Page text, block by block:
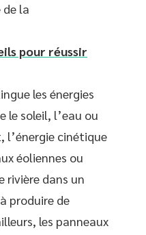
la
pour réussir
les énergies
le soleil, l’eau ou
l’énergie cinétique
éoliennes ou
rivière dans un
produire de
les panneaux